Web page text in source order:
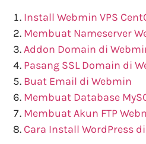
Install Webmin VPS
Membuat Nameserver
Addon Domain di
Pasang SSL Domain di
Buat Email di Webmin
Membuat Database
Membuat Akun FTP
Cara Install WordPress